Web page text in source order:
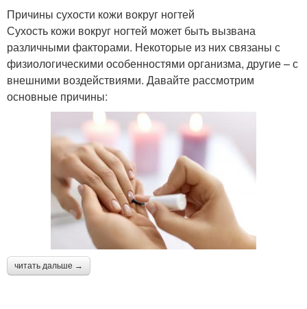
Причины сухости кожи вокруг ногтей
Сухость кожи вокруг ногтей может быть вызвана
различными факторами. Некоторые из них связаны с
физиологическими особенностями организма, другие – с
внешними воздействиями. Давайте рассмотрим
основные причины:
читать дальше →